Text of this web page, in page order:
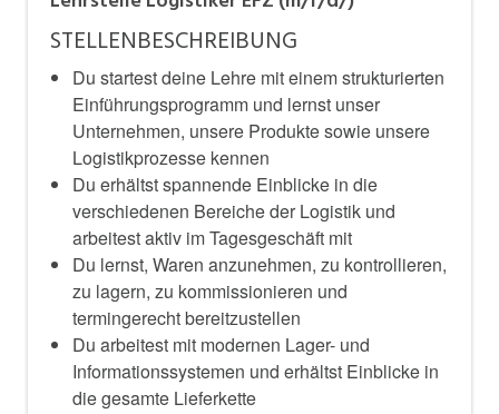
STELLENBESCHREIBUNG
Du startest deine Lehre mit einem strukturierten
Einführungsprogramm und lernst unser
Unternehmen, unsere Produkte sowie unsere
Logistikprozesse kennen
Du erhältst spannende Einblicke in die
verschiedenen Bereiche der Logistik und
arbeitest aktiv im Tagesgeschäft mit
Du lernst, Waren anzunehmen, zu kontrollieren,
zu lagern, zu kommissionieren und
termingerecht bereitzustellen
Du arbeitest mit modernen Lager- und
Informationssystemen und erhältst Einblicke in
die gesamte Lieferkette